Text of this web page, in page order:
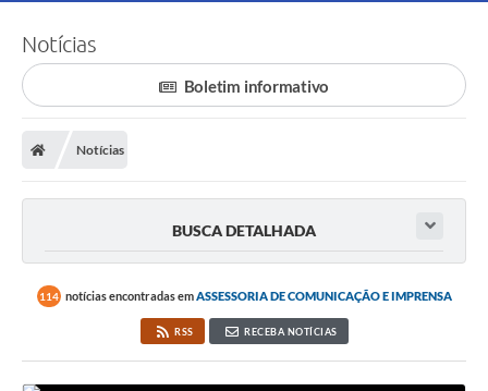
Portal da Transparência
LICITAÇÕES E CONTRATOS
Secretarias
Leis e Decretos
Nossa Cidade
Notícias
Boletim informativo
Notícias
BUSCA DETALHADA
114 notícias encontradas emASSESSORIA DE COMUNICAÇÃO E IMPRENSA
RSS RECEBA NOTÍCIAS